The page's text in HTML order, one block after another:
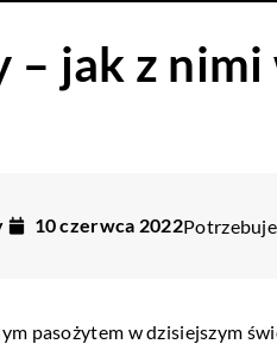
– jak z nimi
10 czerwca 2022
pasożytem w dzisiejszym